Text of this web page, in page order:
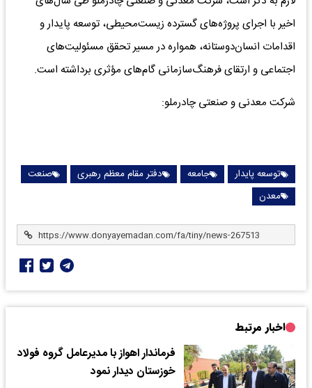
اخیر با اجرای پروژه‌های گسترده زیست‌محیطی، توسعه پایدار و
اقدامات انسان‌دوستانه، همواره در مسیر تحقق مسئولیت‌های
اجتماعی و ارتقای فرهنگ‌سازمانی گام‌های مؤثری برداشته است.
شرکت معدنی و صنعتی چادرملو:
توسعه پایدار جامعه دفتر مقام معظم رهبری
صنعت
معدن
اخبار مرتبط
فرماندار اهواز با مدیرعامل گروه فولاد
خوزستان دیدار نمود